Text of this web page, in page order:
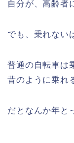
自分が、高齢者
でも、乗れない
普通の自転車は
昔のように乗れ
だとなんか年と